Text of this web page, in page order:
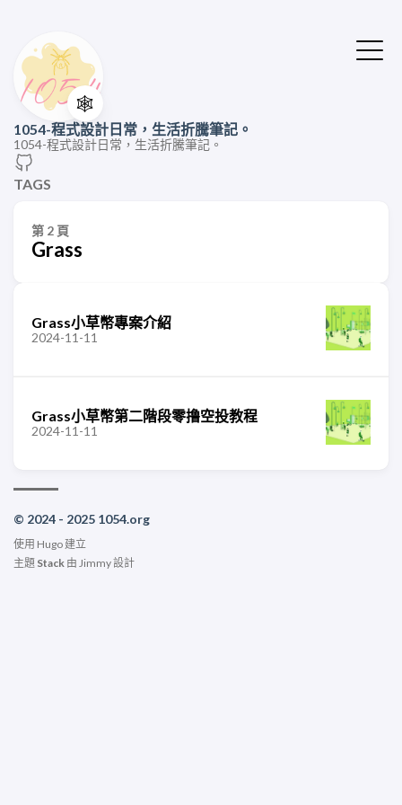
🕸️
1054-程式設計日常，生活折騰筆記。
1054-程式設計日常，生活折騰筆記。
TAGS
第 2 頁
Grass
Grass小草幣專案介紹
2024-11-11
Grass小草幣第二階段零撸空投教程
2024-11-11
© 2024 - 2025 1054.org
使用 Hugo建立
主題 Stack 由 Jimmy設計